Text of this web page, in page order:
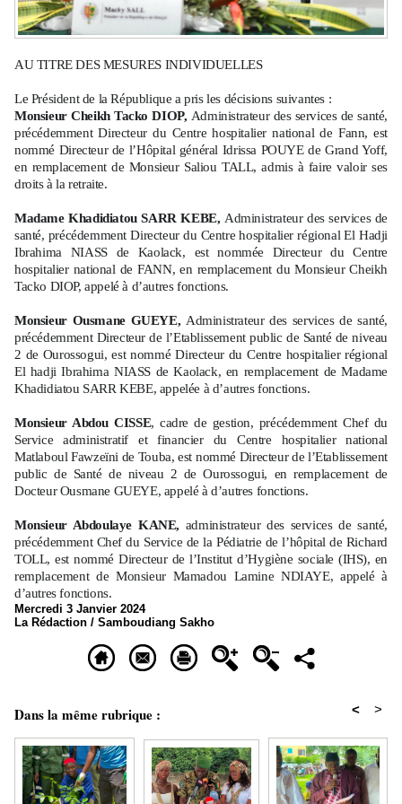
AU TITRE DES MESURES INDIVIDUELLES
Le Président de la République a pris les décisions suivantes :
Monsieur Cheikh Tacko DIOP, Administrateur des services de santé,
précédemment Directeur du Centre hospitalier national de Fann, est
nommé Directeur de l’Hôpital général Idrissa POUYE de Grand Yoff,
en remplacement de Monsieur Saliou TALL, admis à faire valoir ses
droits à la retraite.
Madame Khadidiatou SARR KEBE, Administrateur des services de
santé, précédemment Directeur du Centre hospitalier régional El Hadji
Ibrahima NIASS de Kaolack, est nommée Directeur du Centre
hospitalier national de FANN, en remplacement du Monsieur Cheikh
Tacko DIOP, appelé à d’autres fonctions.
Monsieur Ousmane GUEYE, Administrateur des services de santé,
précédemment Directeur de l’Etablissement public de Santé de niveau
2 de Ourossogui, est nommé Directeur du Centre hospitalier régional
El hadji Ibrahima NIASS de Kaolack, en remplacement de Madame
Khadidiatou SARR KEBE, appelée à d’autres fonctions.
Monsieur Abdou CISSE, cadre de gestion, précédemment Chef du
Service administratif et financier du Centre hospitalier national
Matlaboul Fawzeïni de Touba, est nommé Directeur de l’Etablissement
public de Santé de niveau 2 de Ourossogui, en remplacement de
Docteur Ousmane GUEYE, appelé à d’autres fonctions.
Monsieur Abdoulaye KANE, administrateur des services de santé,
précédemment Chef du Service de la Pédiatrie de l’hôpital de Richard
TOLL, est nommé Directeur de l’Institut d’Hygiène sociale (IHS), en
remplacement de Monsieur Mamadou Lamine NDIAYE, appelé à
d’autres fonctions.
Mercredi 3 Janvier 2024
La Rédaction / Samboudiang Sakho
Dans la même rubrique : < >